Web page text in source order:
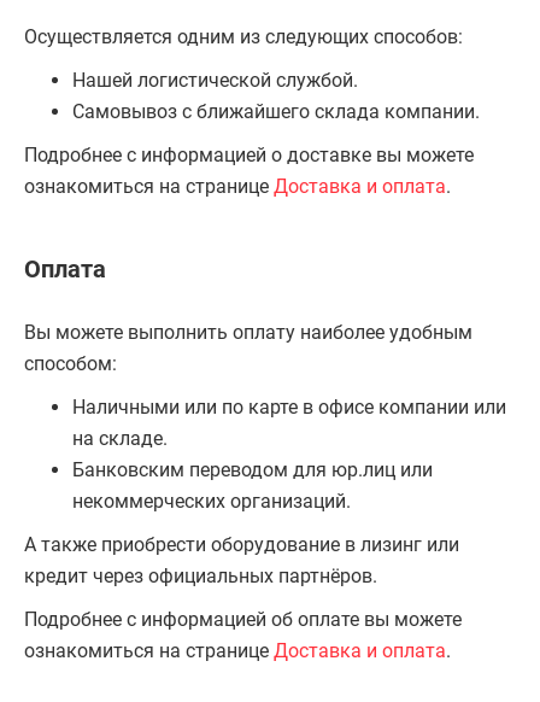
Осуществляется одним из следующих способов:
Нашей логистической службой.
Самовывоз с ближайшего склада компании.
Подробнее с информацией о доставке вы можете
ознакомиться на странице Доставка и оплата.
Оплата
Вы можете выполнить оплату наиболее удобным
способом:
Наличными или по карте в офисе компании или
на складе.
Банковским переводом для юр.лиц или
некоммерческих организаций.
А также приобрести оборудование в лизинг или
кредит через официальных партнёров.
Подробнее с информацией об оплате вы можете
ознакомиться на странице Доставка и оплата.